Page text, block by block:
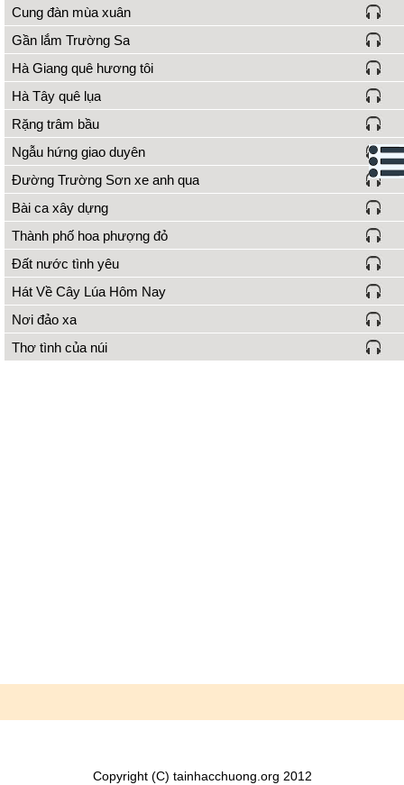
Cung đàn mùa xuân
Gần lắm Trường Sa
Hà Giang quê hương tôi
Hà Tây quê lụa
Rặng trâm bầu
Ngẫu hứng giao duyên
Đường Trường Sơn xe anh qua
Bài ca xây dựng
Thành phố hoa phượng đỏ
Đất nước tình yêu
Hát Về Cây Lúa Hôm Nay
Nơi đảo xa
Thơ tình của núi
Copyright (C) tainhacchuong.org 2012